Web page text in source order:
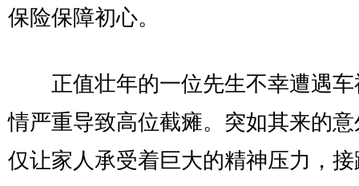
保险保障初心。
正值壮年的一位先生不幸遭遇车
情严重导致高位截瘫。突如其来的
仅让家人承受着巨大的精神压力，